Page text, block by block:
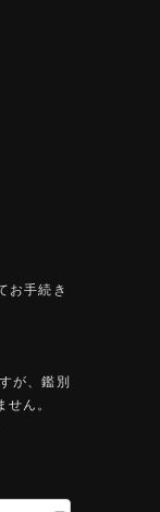
お手続き
が、鑑別
ん。